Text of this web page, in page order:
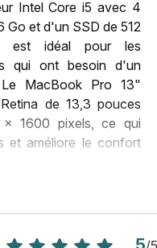
1 600 pixels
Intel Core i5 avec 4
et d'un SSD de 512
est idéal pour les
qui ont besoin d'un
MacBook Pro 13"
de 13,3 pouces
1600 pixels, ce qui
et améliore le confort
équipé d'un
pour une utilisation
environnements peu